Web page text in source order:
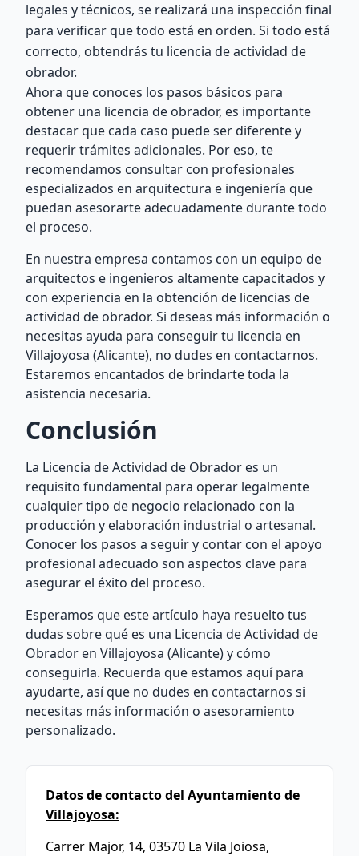
legales y técnicos, se realizará una inspección final
para verificar que todo está en orden. Si todo está
correcto, obtendrás tu licencia de actividad de
obrador.
Ahora que conoces los pasos básicos para
obtener una licencia de obrador, es importante
destacar que cada caso puede ser diferente y
requerir trámites adicionales. Por eso, te
recomendamos consultar con profesionales
especializados en arquitectura e ingeniería que
puedan asesorarte adecuadamente durante todo
el proceso.
En nuestra empresa contamos con un equipo de
arquitectos e ingenieros altamente capacitados y
con experiencia en la obtención de licencias de
actividad de obrador. Si deseas más información o
necesitas ayuda para conseguir tu licencia en
Villajoyosa (Alicante), no dudes en contactarnos.
Estaremos encantados de brindarte toda la
asistencia necesaria.
Conclusión
La Licencia de Actividad de Obrador es un
requisito fundamental para operar legalmente
cualquier tipo de negocio relacionado con la
producción y elaboración industrial o artesanal.
Conocer los pasos a seguir y contar con el apoyo
profesional adecuado son aspectos clave para
asegurar el éxito del proceso.
Esperamos que este artículo haya resuelto tus
dudas sobre qué es una Licencia de Actividad de
Obrador en Villajoyosa (Alicante) y cómo
conseguirla. Recuerda que estamos aquí para
ayudarte, así que no dudes en contactarnos si
necesitas más información o asesoramiento
personalizado.
Datos de contacto del Ayuntamiento de
Villajoyosa:
Carrer Major, 14, 03570 La Vila Joiosa,